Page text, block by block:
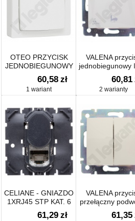
OTEO PRZYCISK
JEDNOBIEGUNOWY
60,58 zł
1 wariant
VALENA
jednobiegunowy
10A-250V
60,81
2 warianty
CELIANE - GNIAZDO
1XRJ45 STP KAT. 6
61,29 zł
VALENA
przełączny
10A-250V~
61,35